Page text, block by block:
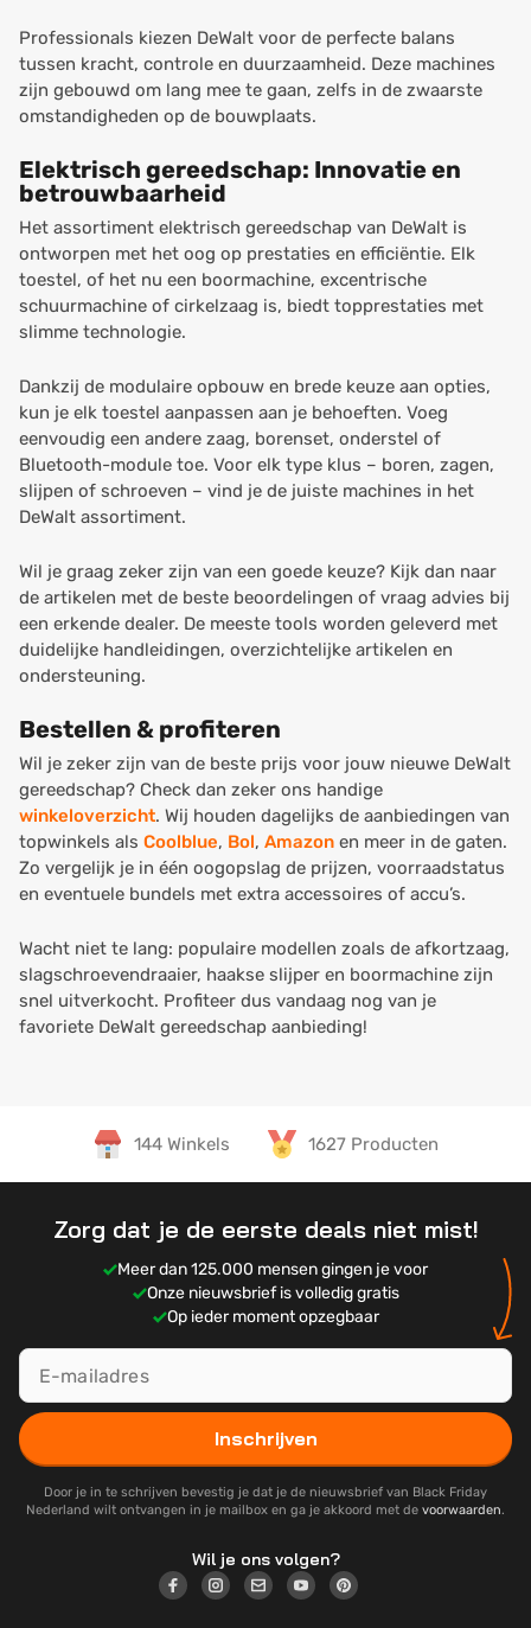
Professionals kiezen DeWalt voor de perfecte balans
tussen kracht, controle en duurzaamheid. Deze machines
zijn gebouwd om lang mee te gaan, zelfs in de zwaarste
omstandigheden op de bouwplaats.
Elektrisch gereedschap: Innovatie en
betrouwbaarheid
Het assortiment elektrisch gereedschap van DeWalt is
ontworpen met het oog op prestaties en efficiëntie. Elk
toestel, of het nu een boormachine, excentrische
schuurmachine of cirkelzaag is, biedt topprestaties met
slimme technologie.
Dankzij de modulaire opbouw en brede keuze aan opties,
kun je elk toestel aanpassen aan je behoeften. Voeg
eenvoudig een andere zaag, borenset, onderstel of
Bluetooth-module toe. Voor elk type klus – boren, zagen,
slijpen of schroeven – vind je de juiste machines in het
DeWalt assortiment.
Wil je graag zeker zijn van een goede keuze? Kijk dan naar
de artikelen met de beste beoordelingen of vraag advies bij
een erkende dealer. De meeste tools worden geleverd met
duidelijke handleidingen, overzichtelijke artikelen en
ondersteuning.
Bestellen & profiteren
Wil je zeker zijn van de beste prijs voor jouw nieuwe DeWalt
gereedschap? Check dan zeker ons handige
winkeloverzicht. Wij houden dagelijks de aanbiedingen van
topwinkels als Coolblue, Bol, Amazon en meer in de gaten.
Zo vergelijk je in één oogopslag de prijzen, voorraadstatus
en eventuele bundels met extra accessoires of accu’s.
Wacht niet te lang: populaire modellen zoals de afkortzaag,
slagschroevendraaier, haakse slijper en boormachine zijn
snel uitverkocht. Profiteer dus vandaag nog van je
favoriete DeWalt gereedschap aanbieding!
144 Winkels 1627 Producten
Zorg dat je de eerste deals niet mist!
Meer dan 125.000 mensen gingen je voor
Onze nieuwsbrief is volledig gratis
Op ieder moment opzegbaar
Inschrijven
Door je in te schrijven bevestig je dat je de nieuwsbrief van Black Friday
Nederland wilt ontvangen in je mailbox en ga je akkoord met de voorwaarden.
Wil je ons volgen?